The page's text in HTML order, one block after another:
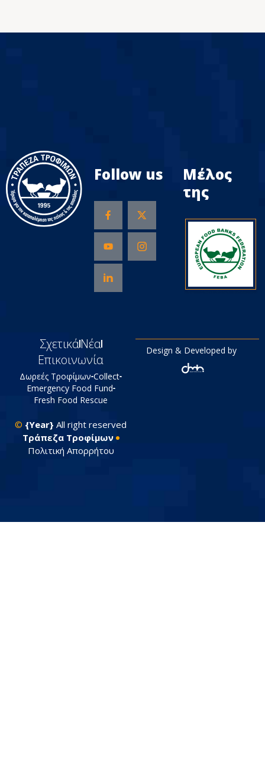
Follow us
Μέλος
της
ΣχετικάΝέα
Επικοινωνία
Δωρεές Τροφίμων Collect
Emergency Food Fund
Fresh Food Rescue
© {Year} All right reserved
Tράπεζα Τροφίμων
Πολιτική Απορρήτου
Design & Developed by